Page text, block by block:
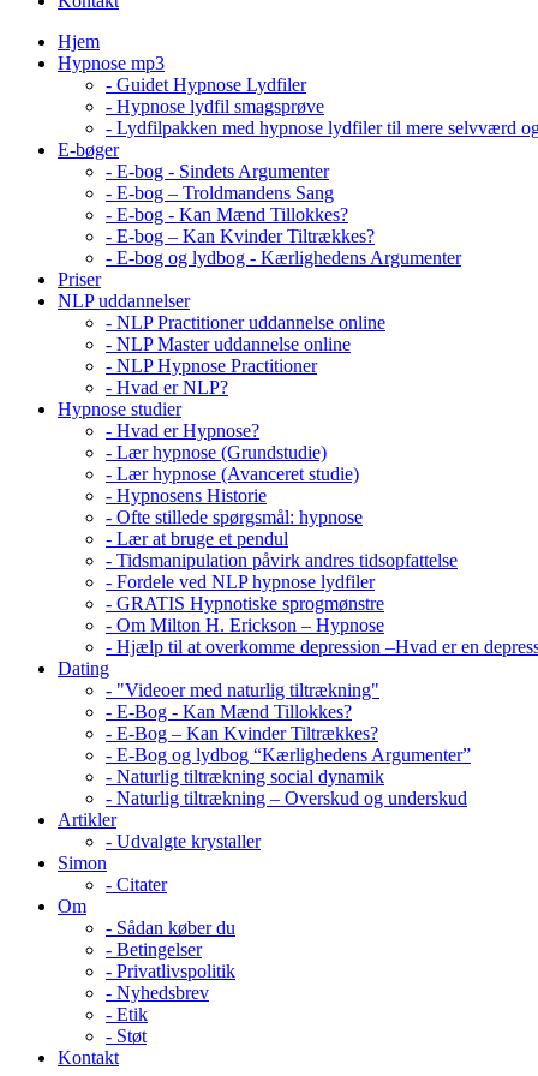
Hjem
Hypnose mp3
- Guidet Hypnose Lydfiler
- Hypnose lydfil smagsprøve
- Lydfilpakken med hypnose lydfiler til mere selvværd
E-bøger
- E-bog - Sindets Argumenter
- E-bog – Troldmandens Sang
- E-bog - Kan Mænd Tillokkes?
- E-bog – Kan Kvinder Tiltrækkes?
- E-bog og lydbog - Kærlighedens Argumenter
Priser
NLP uddannelser
- NLP Practitioner uddannelse online
- NLP Master uddannelse online
- NLP Hypnose Practitioner
- Hvad er NLP?
Hypnose studier
- Hvad er Hypnose?
- Lær hypnose (Grundstudie)
- Lær hypnose (Avanceret studie)
- Hypnosens Historie
- Ofte stillede spørgsmål: hypnose
- Lær at bruge et pendul
- Tidsmanipulation påvirk andres tidsopfattelse
- Fordele ved NLP hypnose lydfiler
- GRATIS Hypnotiske sprogmønstre
- Om Milton H. Erickson – Hypnose
- Hjælp til at overkomme depression –Hvad er en
Dating
- "Videoer med naturlig tiltrækning"
- E-Bog - Kan Mænd Tillokkes?
- E-Bog – Kan Kvinder Tiltrækkes?
- E-Bog og lydbog “Kærlighedens Argumenter”
- Naturlig tiltrækning social dynamik
- Naturlig tiltrækning – Overskud og underskud
Artikler
- Udvalgte krystaller
Simon
- Citater
Om
- Sådan køber du
- Betingelser
- Privatlivspolitik
- Nyhedsbrev
- Etik
- Støt
Kontakt